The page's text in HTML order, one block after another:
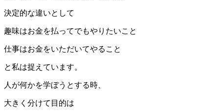
決定的な違いとして
趣味はお金を払ってでもやりたいこと
仕事はお金をいただいてやること
と私は捉えています。
人が何かを学ぼうとする時、
大きく分けて目的は